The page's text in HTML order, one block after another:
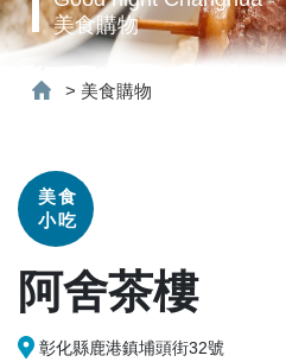
美食購物
> 美食購物
美食
小吃
阿舍茶樓
彰化縣鹿港鎮埔頭街32號